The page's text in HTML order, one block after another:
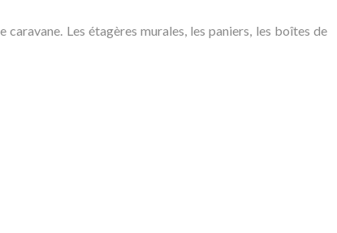
Les étagères murales, les paniers, les boîtes de